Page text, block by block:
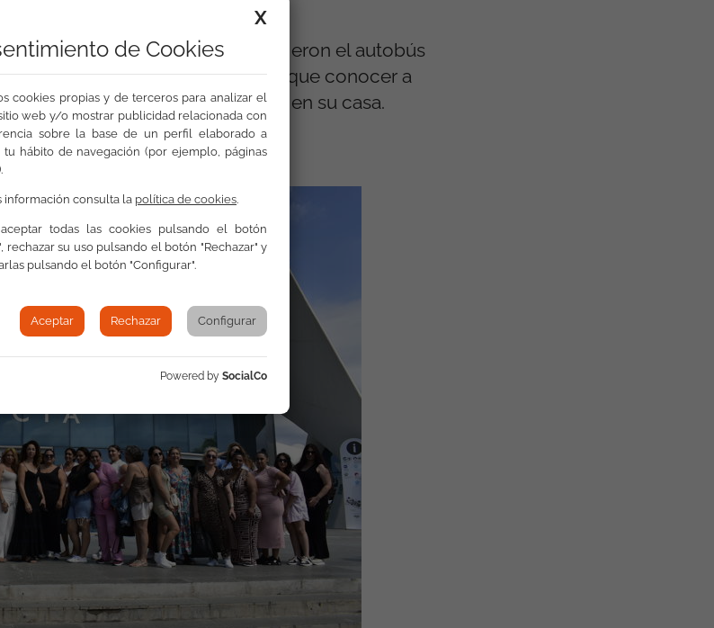
de fuera de Valencia, cogieron el autobús
tenido un día diferente en el que conocer a
las tareas domésticas diarias en su casa.
pronto.
X
de Cookies
cookies propias y de terceros para analizar el
web y/o mostrar publicidad relacionada con
sobre la base de un perfil elaborado a
tu hábito de navegación (por ejemplo, páginas
información consulta la política de cookies.
todas las cookies pulsando el botón
rechazar su uso pulsando el botón "Rechazar" y
pulsando el botón "Configurar".
Aceptar Rechazar Configurar
Powered by SocialCo